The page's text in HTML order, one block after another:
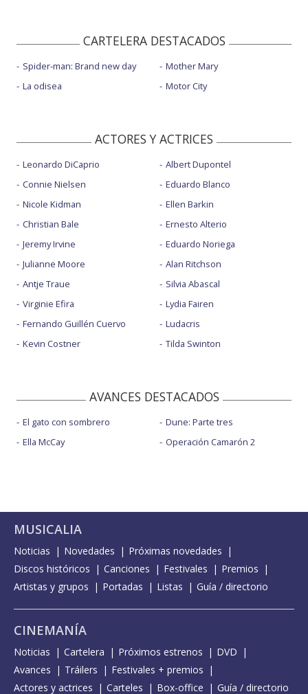
CARTELERA DESTACADOS
Spider-man: Brand new day
La odisea
Mother Mary
Motor City
ACTORES Y ACTRICES
Leonardo DiCaprio
Connie Nielsen
Nicole Kidman
Christian Bale
Jeremy Irvine
Julianne Moore
Antje Traue
Virginie Efira
Fernando Guillén Cuervo
Kevin Costner
Albert Dupontel
Eduardo Blanco
Ellen Barkin
Ernesto Alterio
Eduardo Noriega
Alan Ritchson
Silvia Abascal
Lydia Fairen
Ludacris
Tilda Swinton
AVANCES DESTACADOS
El gato con sombrero
Ella McCay
Dune: Parte tres
Operación Camarón 2
MUSICALIA
Noticias Novedades
Próximas novedades
Discos históricos
Canciones Festivales
Premios
Artistas y grupos
Portadas Listas Guía / directorio
CINEMANÍA
Noticias Cartelera Próximos estrenos
DVD
Avances
Tráilers
Festivales + premios
Actores y actrices
Carteles Box-office Guía / directorio